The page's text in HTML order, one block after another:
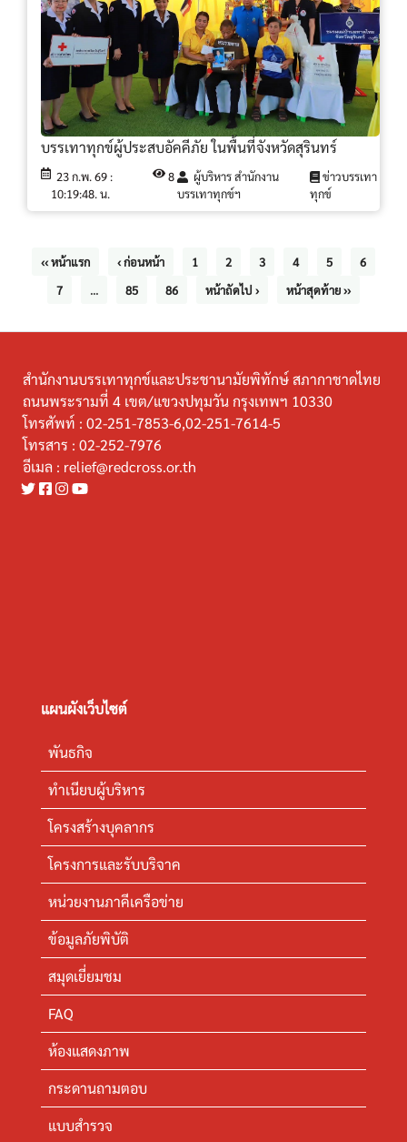
บรรเทาทุกข์ผู้ประสบอัคคีภัย ในพื้นที่จังหวัดสุรินทร์
23 ก.พ. 69 :
10:19:48. น.
8
ผู้บริหาร สำนักงาน
บรรเทาทุกข์ฯ
ข่าวบรรเทา
ทุกข์
‹‹ หน้าแรก ‹ ก่อนหน้า 1 2 3 4 5
6
7
... 85 86 หน้าถัดไป › หน้าสุดท้าย ››
สำนักงานบรรเทาทุกข์และประชานามัยพิทักษ์ สภากาชาดไทย
ถนนพระรามที่ 4 เขต/แขวงปทุมวัน กรุงเทพฯ 10330
โทรศัพท์ : 02-251-7853-6,02-251-7614-5
โทรสาร : 02-252-7976
อีเมล : relief@redcross.or.th
แผนผังเว็บไซต์
พันธกิจ
ทำเนียบผู้บริหาร
โครงสร้างบุคลากร
โครงการและรับบริจาค
หน่วยงานภาคีเครือข่าย
ข้อมูลภัยพิบัติ
สมุดเยี่ยมชม
FAQ
ห้องแสดงภาพ
กระดานถามตอบ
แบบสำรวจ